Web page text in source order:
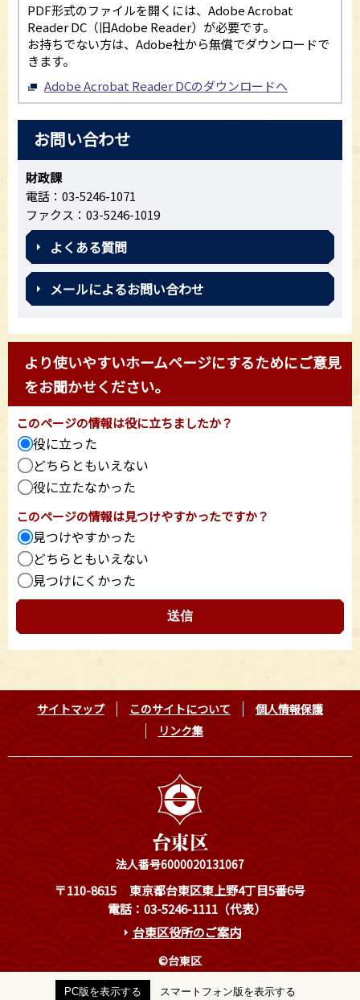
PDF形式のファイルを開くには、Adobe Acrobat
Reader DC（旧Adobe Reader）が必要です。
お持ちでない方は、Adobe社から無償でダウンロードで
きます。
Adobe Acrobat Reader DCのダウンロードへ
お問い合わせ
財政課
電話：03-5246-1071
ファクス：03-5246-1019
よくある質問
メールによるお問い合わせ
より使いやすいホームページにするためにご意見
をお聞かせください。
このページの情報は役に立ちましたか？
役に立った
どちらともいえない
役に立たなかった
このページの情報は見つけやすかったですか？
見つけやすかった
どちらともいえない
見つけにくかった
サイトマップ このサイトについて
個人情報保護
リンク集
法人番号6000020131067
〒110-8615
東京都台東区東上野4丁目5番6号
電話：03-5246-1111（代表）
台東区役所のご案内
©台東区
PC版を表示する スマートフォン版を表示する